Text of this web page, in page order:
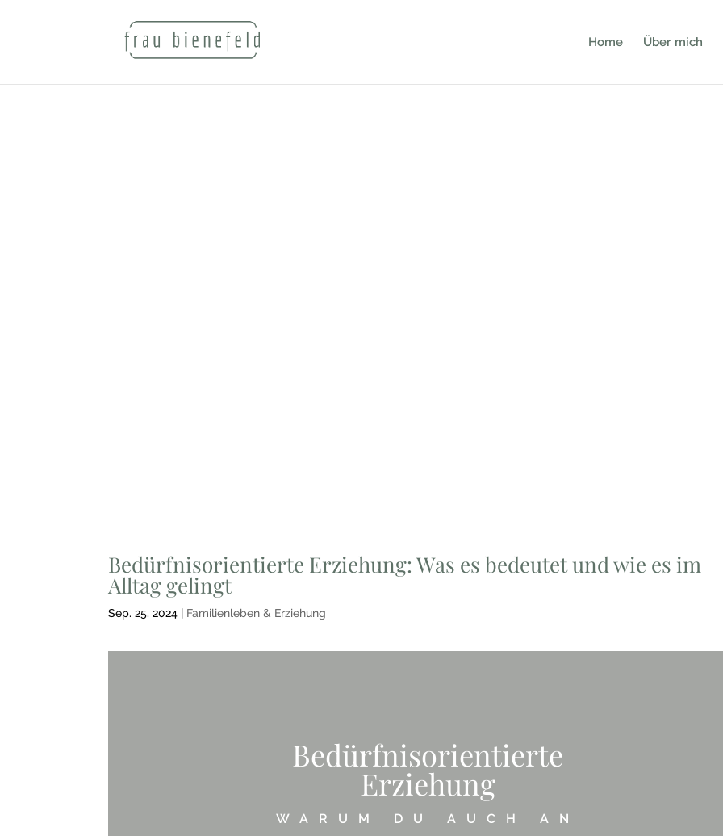
Home Über mich
Bedürfnisorientierte Erziehung: Was es bedeutet und wie es im
Alltag gelingt
Sep. 25, 2024 | Familienleben & Erziehung
Bedürfnisorientierte
Erziehung
WARUM DU AUCH AN